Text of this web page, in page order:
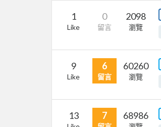
1
Like
0
留言
2098
瀏覽
9
Like
6
留言
60260
瀏覽
13 7 68986